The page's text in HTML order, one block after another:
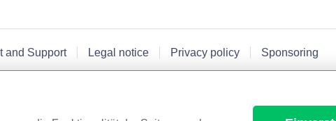
and Support Legal notice Privacy policy Sponsoring